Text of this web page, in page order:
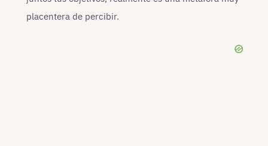
placentera de percibir.